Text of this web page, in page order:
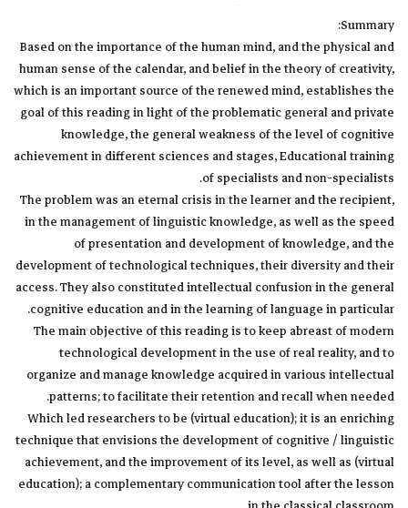
Summary:
Based on the importance of the human mind, and the physical and
human sense of the calendar, and belief in the theory of creativity,
which is an important source of the renewed mind, establishes the
goal of this reading in light of the problematic general and private
knowledge, the general weakness of the level of cognitive
achievement in different sciences and stages, Educational training
of specialists and non-specialists.
The problem was an eternal crisis in the learner and the recipient,
in the management of linguistic knowledge, as well as the speed
of presentation and development of knowledge, and the
development of technological techniques, their diversity and their
access. They also constituted intellectual confusion in the general
cognitive education and in the learning of language in particular.
The main objective of this reading is to keep abreast of modern
technological development in the use of real reality, and to
organize and manage knowledge acquired in various intellectual
patterns; to facilitate their retention and recall when needed.
Which led researchers to be (virtual education); it is an enriching
technique that envisions the development of cognitive / linguistic
achievement, and the improvement of its level, as well as (virtual
education); a complementary communication tool after the lesson